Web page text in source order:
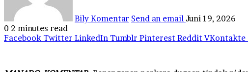
Bily Komentar Send an email Juni 19, 2026
0 2 minutes read
Facebook Twitter LinkedIn Tumblr Pinterest Reddit VKontakte